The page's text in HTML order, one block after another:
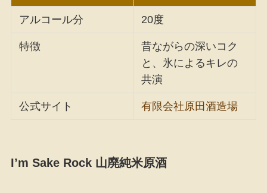
アルコール分 20度
特徴
昔ながらの深いコク
と、氷によるキレの
共演
公式サイト 有限会社原田酒造場
I’m Sake Rock 山廃純米原酒